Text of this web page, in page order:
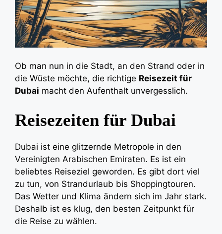
Ob man nun in die Stadt, an den Strand oder in
die Wüste möchte, die richtige Reisezeit für
Dubai macht den Aufenthalt unvergesslich.
Reisezeiten für Dubai
Dubai ist eine glitzernde Metropole in den
Vereinigten Arabischen Emiraten. Es ist ein
beliebtes Reiseziel geworden. Es gibt dort viel
zu tun, von Strandurlaub bis Shoppingtouren.
Das Wetter und Klima ändern sich im Jahr stark.
Deshalb ist es klug, den besten Zeitpunkt für
die Reise zu wählen.